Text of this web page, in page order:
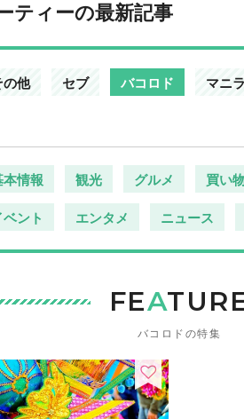
ティーの最新記事
の他 セブ バコロド マニラ
本情報 観光 グルメ 買い
ベント エンタメ ニュース
FEA
バコロドの特集